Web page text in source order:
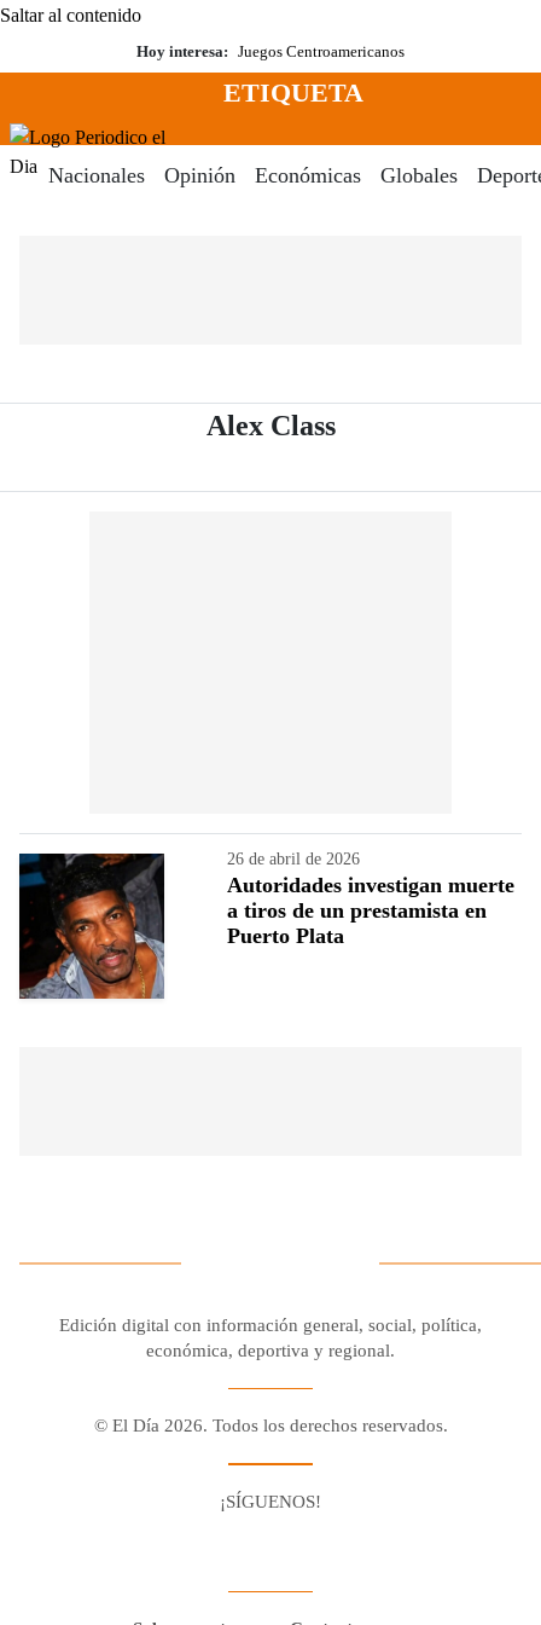
Saltar al contenido
Hoy interesa: Juegos Centroamericanos
Menú
ETIQUETA
Nacionales Opinión Económicas Globales
Alex Class- Periódico El
26 de abril de 2026
Autoridades investigan muerte
a tiros de un prestamista en
Puerto Plata
Edición digital con información general, social, política,
económica, deportiva y regional.
© El Día 2026. Todos los derechos reservados.
¡SÍGUENOS!